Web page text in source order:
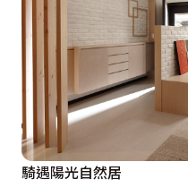
騎遇陽光自然居